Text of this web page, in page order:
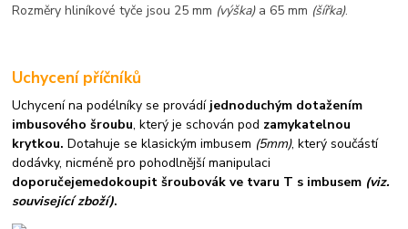
Rozměry hliníkové tyče jsou 25 mm (výška)a 65 mm (šířka).
Uchycení příčníků
Uchycení na podélníky se provádí jednoduchým dotažením
imbusového šroubu, který je schován pod zamykatelnou
krytkou.Dotahuje se klasickým imbusem (5mm), který součástí
dodávky, nicméně pro pohodlnější manipulaci
doporučejemedokoupit šroubovák ve tvaru T s imbusem (viz.
související zboží).